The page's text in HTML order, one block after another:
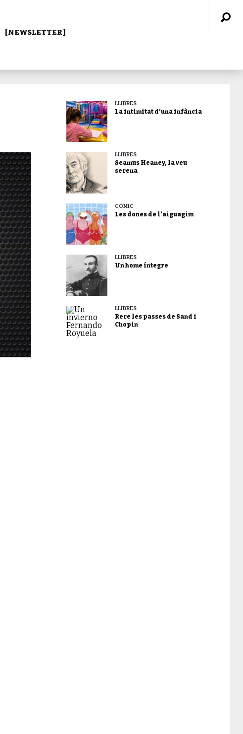
[NEWSLETTER]
LLIBRES
La intimitat d’una infància
LLIBRES
Seamus Heaney, la veu
serena
CÒMIC
Les dones de l’aiguagim
LLIBRES
Un home íntegre
LLIBRES
Rere les passes de Sand i
Chopin